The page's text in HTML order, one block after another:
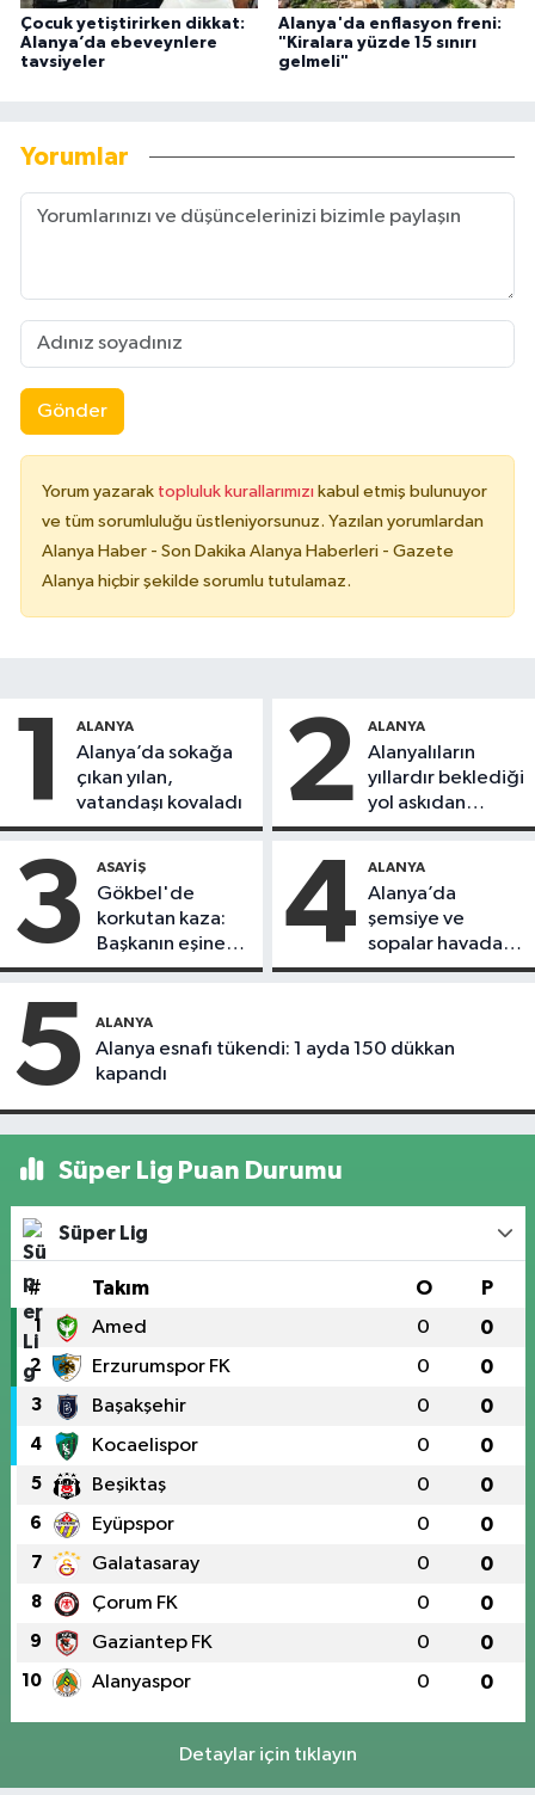
Çocuk yetiştirirken dikkat:
Alanya’da ebeveynlere
tavsiyeler
Alanya'da enflasyon freni:
"Kiralara yüzde 15 sınırı
gelmeli"
Yorumlar
Gönder
Yorum yazarak topluluk kurallarımızı kabul etmiş bulunuyor
ve tüm sorumluluğu üstleniyorsunuz. Yazılan yorumlardan
Alanya Haber - Son Dakika Alanya Haberleri - Gazete
Alanya hiçbir şekilde sorumlu tutulamaz.
1 ALANYA
Alanya’da sokağa
çıkan yılan,
vatandaşı kovaladı
2 ALANYA
Alanyalıların
yıllardır beklediği
yol askıdan
döndü
3 ASAYIŞ
Gökbel'de
korkutan kaza:
Başkanın eşine
motosiklet çarptı
4 ALANYA
Alanya’da
şemsiye ve
sopalar havada
uçuştu
5 ALANYA
Alanya esnafı tükendi: 1 ayda 150 dükkan
kapandı
Süper Lig Puan Durumu
Süper Lig
# Takım O P
1 Amed 0 0
2 Erzurumspor FK 0 0
3 Başakşehir 0 0
4 Kocaelispor 0 0
5 Beşiktaş 0 0
6 Eyüpspor 0 0
7 Galatasaray 0 0
8 Çorum FK 0 0
9 Gaziantep FK 0 0
10 Alanyaspor 0 0
Detaylar için tıklayın